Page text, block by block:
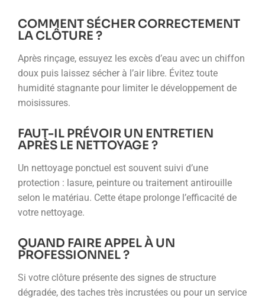
COMMENT SÉCHER CORRECTEMENT
LA CLÔTURE ?
Après rinçage, essuyez les excès d’eau avec un chiffon
doux puis laissez sécher à l’air libre. Évitez toute
humidité stagnante pour limiter le développement de
moisissures.
FAUT-IL PRÉVOIR UN ENTRETIEN
APRÈS LE NETTOYAGE ?
Un nettoyage ponctuel est souvent suivi d’une
protection : lasure, peinture ou traitement antirouille
selon le matériau. Cette étape prolonge l’efficacité de
votre nettoyage.
QUAND FAIRE APPEL À UN
PROFESSIONNEL ?
Si votre clôture présente des signes de structure
dégradée, des taches très incrustées ou pour un service